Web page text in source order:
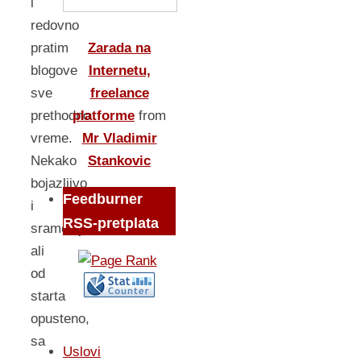
redovno
pratim
blogove
sve
prethodno
vreme.
Nekako
bojazljivo
i
sramezljivo,
ali
od
starta
opusteno,
sa
Zarada na
Internetu,
freelance
platforme from
Mr Vladimir
Stankovic
Feedburner
RSS-pretplata
Uslovi